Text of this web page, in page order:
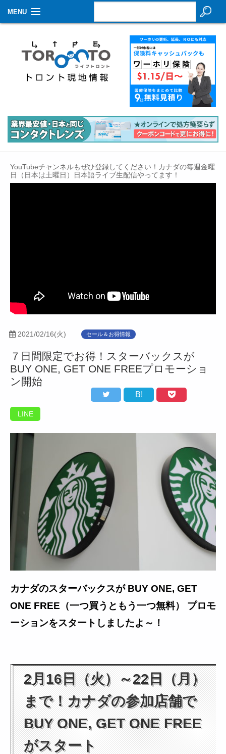
MENU
生活情報
その他
イベントカレンダー
Contact
YouTubeチャンネルもぜひ登録してください！カナダの毎週金曜
日（日本は土曜日）日本語ライブ生配信やってます！
2021/02/16(火) セール＆お得情報
７日間限定でお得！スターバックスが
BUY ONE, GET ONE FREEプロモーショ
ン開始
B!
LINE
カナダのスターバックスが BUY ONE, GET
ONE FREE（一つ買うともう一つ無料） プロモ
ーションをスタートしましたよ～！
2月16日（火）～22日（月）
まで！カナダの参加店舗で
BUY ONE, GET ONE FREE
がスタート